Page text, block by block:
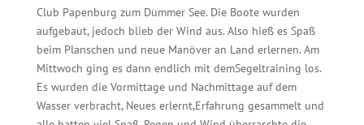
Club Papenburg zum DümmerSee. Die Boote wurden
aufgebaut, jedoch blieb der Wind aus. Also hieß es Spaß
beim Planschen und neue Manöver an Land erlernen. Am
Mittwoch ging es dann endlich mit demSegeltraining los.
Es wurden die Vormittageund Nachmittageaufdem
Wasser verbracht, Neues erlernt,Erfahrung gesammeltund